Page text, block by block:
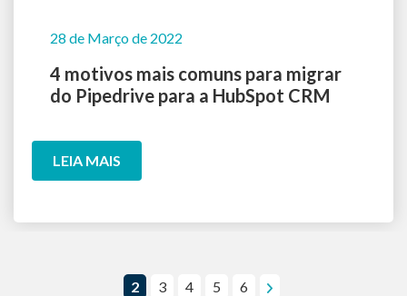
28 de Março de 2022
4 motivos mais comuns para migrar
do Pipedrive para a HubSpot CRM
LEIA MAIS
2 3 4 5 6